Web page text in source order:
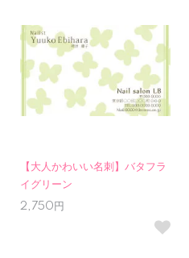
【大人かわいい名刺】バタフラ
イグリーン
2,750円